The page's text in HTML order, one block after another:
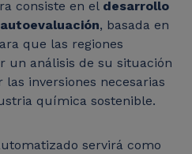
consiste en el desarrollo
, basada en
que las regiones
un análisis de su situación
inversiones necesarias
química sostenible.
servirá como